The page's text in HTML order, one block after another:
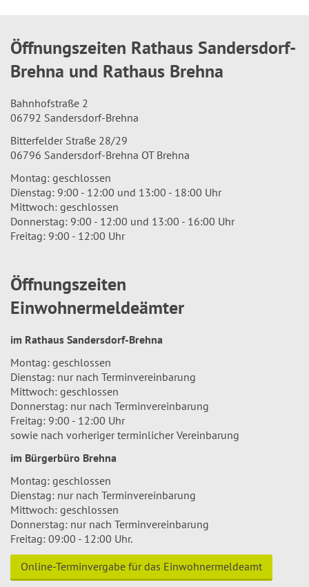
Öffnungszeiten Rathaus Sandersdorf-
Brehna und Rathaus Brehna
Bahnhofstraße 2
06792 Sandersdorf-Brehna
Bitterfelder Straße 28/29
06796 Sandersdorf-Brehna OT Brehna
Montag: geschlossen
Dienstag: 9:00 - 12:00 und 13:00 - 18:00 Uhr
Mittwoch: geschlossen
Donnerstag: 9:00 - 12:00 und 13:00 - 16:00 Uhr
Freitag: 9:00 - 12:00 Uhr
Öffnungszeiten
Einwohnermeldeämter
im Rathaus Sandersdorf-Brehna
Montag: geschlossen
Dienstag: nur nach Terminvereinbarung
Mittwoch: geschlossen
Donnerstag: nur nach Terminvereinbarung
Freitag: 9:00 - 12:00 Uhr
sowie nach vorheriger terminlicher Vereinbarung
im Bürgerbüro Brehna
Montag: geschlossen
Dienstag: nur nach Terminvereinbarung
Mittwoch: geschlossen
Donnerstag: nur nach Terminvereinbarung
Freitag: 09:00 - 12:00 Uhr.
Online-Terminvergabe für das Einwohnermeldeamt